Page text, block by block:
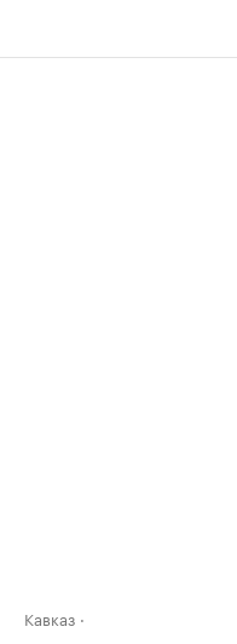
Кавказ